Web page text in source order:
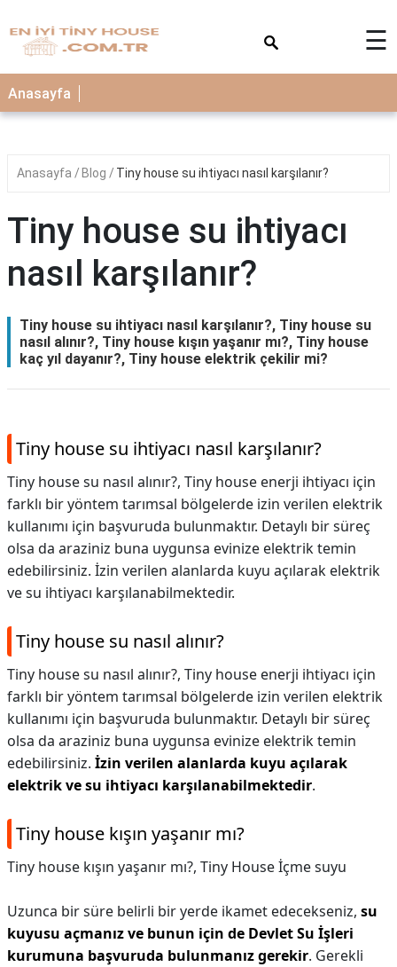
☰
Anasayfa
Anasayfa Blog Tiny house su ihtiyacı nasıl karşılanır?
Tiny house su ihtiyacı
nasıl karşılanır?
Tiny house su ihtiyacı nasıl karşılanır?, Tiny house su
nasıl alınır?, Tiny house kışın yaşanır mı?, Tiny house
kaç yıl dayanır?, Tiny house elektrik çekilir mi?
Tiny house su ihtiyacı nasıl karşılanır?
Tiny house su nasıl alınır?, Tiny house enerji ihtiyacı için
farklı bir yöntem tarımsal bölgelerde izin verilen elektrik
kullanımı için başvuruda bulunmaktır. Detaylı bir süreç
olsa da araziniz buna uygunsa evinize elektrik temin
edebilirsiniz. İzin verilen alanlarda kuyu açılarak elektrik
ve su ihtiyacı karşılanabilmektedir.
Tiny house su nasıl alınır?
Tiny house su nasıl alınır?, Tiny house enerji ihtiyacı için
farklı bir yöntem tarımsal bölgelerde izin verilen elektrik
kullanımı için başvuruda bulunmaktır. Detaylı bir süreç
olsa da araziniz buna uygunsa evinize elektrik temin
edebilirsiniz. İzin verilen alanlarda kuyu açılarak
elektrik ve su ihtiyacı karşılanabilmektedir.
Tiny house kışın yaşanır mı?
Tiny house kışın yaşanır mı?, Tiny House İçme suyu
Uzunca bir süre belirli bir yerde ikamet edecekseniz, su
kuyusu açmanız ve bunun için de Devlet Su İşleri
kurumuna başvuruda bulunmanız gerekir. Gerekli